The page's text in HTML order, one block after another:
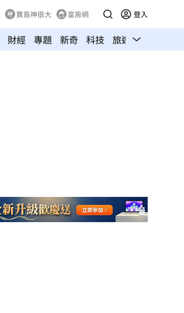
寶島神很大 富房網 登入
財經 專題 新奇 科技 旅遊 汽車